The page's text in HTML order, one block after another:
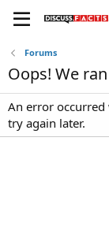
Forums
Oops! We
An error occurred
try again later.